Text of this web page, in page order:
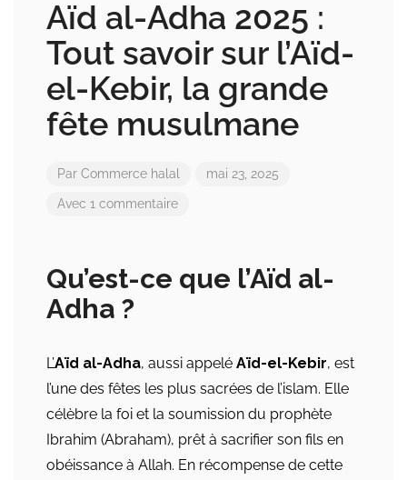
Aïd al-Adha 2025 :
Tout savoir sur l’Aïd-
el-Kebir, la grande
fête musulmane
Par Commerce halal mai 23, 2025
Avec 1 commentaire
Qu’est-ce que l’Aïd al-
Adha ?
L’Aïd al-Adha, aussi appelé Aïd-el-Kebir, est
l’une des fêtes les plus sacrées de l’islam. Elle
célèbre la foi et la soumission du prophète
Ibrahim (Abraham), prêt à sacrifier son fils en
obéissance à Allah. En récompense de cette